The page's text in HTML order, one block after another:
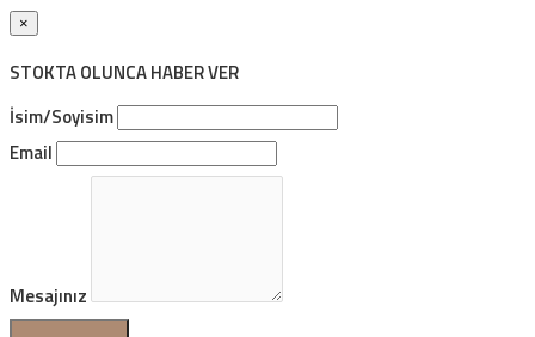
×
STOKTA OLUNCA HABER VER
İsim/Soyisim
Email
Mesajınız